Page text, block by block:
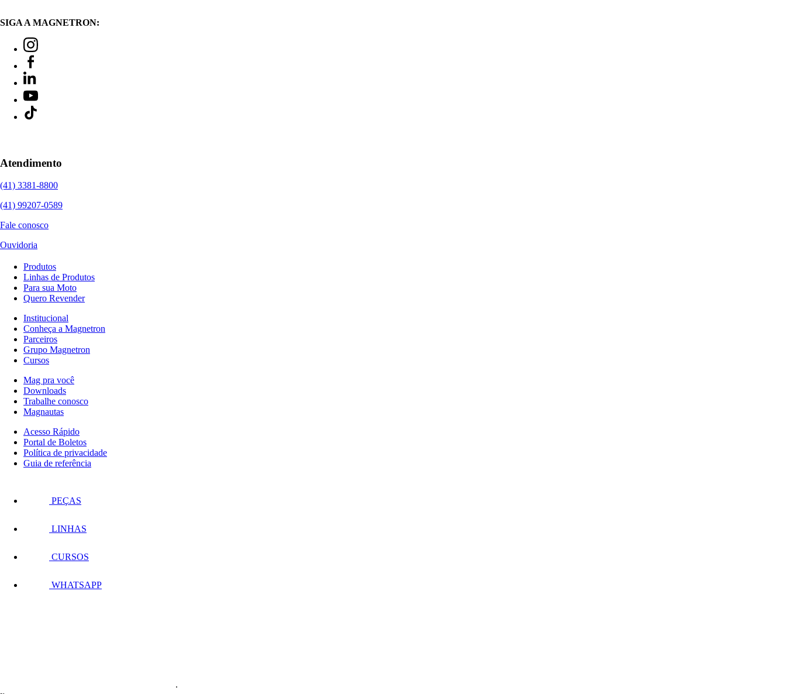
SIGA A MAGNETRON:
Atendimento
(41) 3381-8800
(41) 99207-0589
Fale conosco
Ouvidoria
Produtos
Linhas de Produtos
Para sua Moto
Quero Revender
Institucional
Conheça a Magnetron
Parceiros
Grupo Magnetron
Cursos
Mag pra você
Downloads
Trabalhe conosco
Magnautas
Acesso Rápido
Portal de Boletos
Política de privacidade
Guia de referência
PEÇAS
LINHAS
CURSOS
WHATSAPP
.